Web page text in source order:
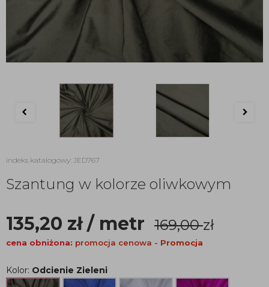
indeks katalogowy: JED767
Szantung w kolorze oliwkowym
135,20 zł/ metr 169,00zł
cena obniżona: promocja cenowa - Promocja
Kolor: Odcienie Zieleni